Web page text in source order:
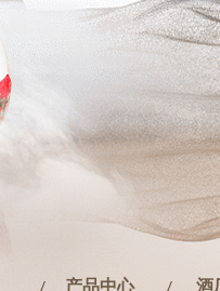
产品中心 酒